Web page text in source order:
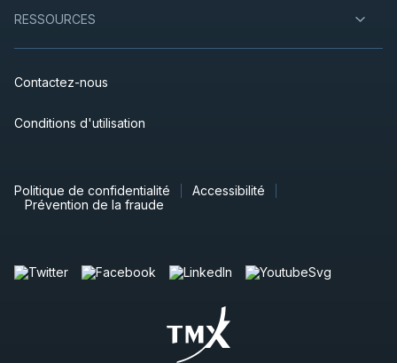
RESSOURCES
Contactez-nous
Conditions d'utilisation
Politique de confidentialité
Accessibilité
Prévention de la fraude